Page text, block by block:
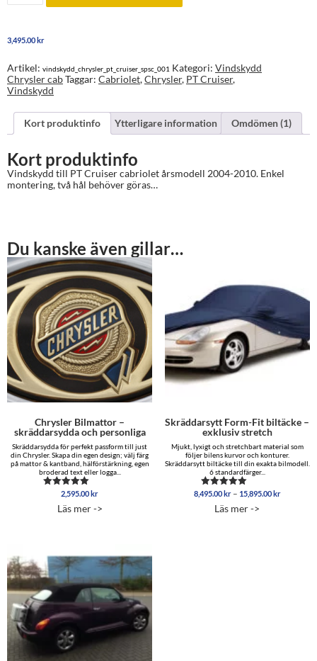
Chrysler
cabriolet
2010
mängd
3,495.00kr
Artikel: vindskydd_chrysler_pt_cruiser_spsc_001 Kategori: Vindskydd
Chrysler cabTaggar: Cabriolet,Chrysler, PT Cruiser,
Vindskydd
Kort produktinfo Ytterligare information Omdömen (1)
Kort produktinfo
Vindskydd till PT Cruiser cabriolet årsmodell 2004-2010. Enkel
montering, två hål behöver göras…
Du kanske även gillar…
Chrysler Bilmattor –
skräddarsydda och personliga
Skräddarsydda för perfekt passform till just
din Chrysler. Skapa din egen design; välj färg
på mattor & kantband, hälförstärkning, egen
broderad text eller logga...
Betygsatt
av 5
2,595.00 kr
Läs mer ->
Skräddarsytt Form-Fit biltäcke –
exklusiv stretch
Mjukt, lyxigt och stretchbart material som
följer bilens kurvor och konturer.
Skräddarsytt biltäcke till din exakta bilmodell.
6 standardfärger...
Betygsatt
av 5
8,495.00 kr – 15,895.00 kr
Läs mer ->